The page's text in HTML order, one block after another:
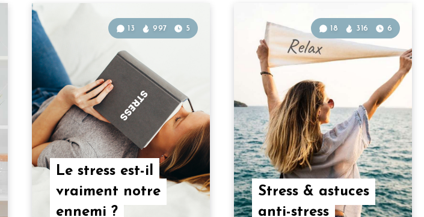
Le stress est-il
vraiment notre
ennemi ?
13 997 5
Stress & astuces
anti-stress
18 316 6